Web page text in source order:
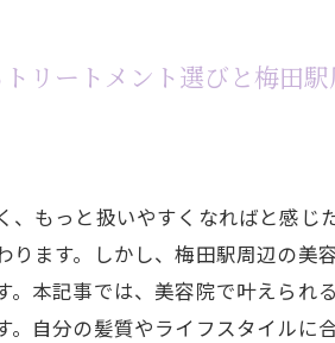
リートメント選びと梅田
、もっと扱いやすくなればと感
ります。しかし、梅田駅周辺の
。本記事では、美容院で叶えら
。自分の髪質やライフスタイル